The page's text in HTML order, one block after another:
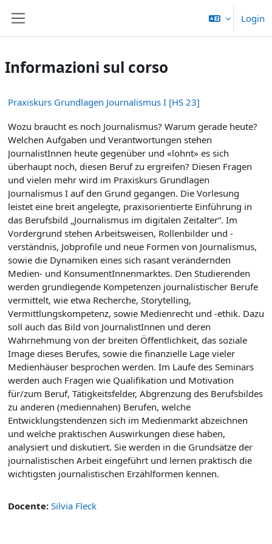
Login
Informazioni sul corso
Praxiskurs Grundlagen Journalismus I [HS 23]
Wozu braucht es noch Journalismus? Warum gerade heute?
Welchen Aufgaben und Verantwortungen stehen
JournalistInnen heute gegenüber und «lohnt» es sich
überhaupt noch, diesen Beruf zu ergreifen? Diesen Fragen
und vielen mehr wird im Praxiskurs Grundlagen
Journalismus I auf den Grund gegangen. Die Vorlesung
leistet eine breit angelegte, praxisorientierte Einführung in
das Berufsbild „Journalismus im digitalen Zeitalter“. Im
Vordergrund stehen Arbeitsweisen, Rollenbilder und -
verständnis, Jobprofile und neue Formen von Journalismus,
sowie die Dynamiken eines sich rasant verändernden
Medien- und KonsumentInnenmarktes. Den Studierenden
werden grundlegende Kompetenzen journalistischer Berufe
vermittelt, wie etwa Recherche, Storytelling,
Vermittlungskompetenz, sowie Medienrecht und -ethik. Dazu
soll auch das Bild von JournalistInnen und deren
Wahrnehmung von der breiten Öffentlichkeit, das soziale
Image dieses Berufes, sowie die finanzielle Lage vieler
Medienhäuser besprochen werden. Im Laufe des Seminars
werden auch Fragen wie Qualifikation und Motivation
für/zum Beruf, Tätigkeitsfelder, Abgrenzung des Berufsbildes
zu anderen (mediennahen) Berufen, welche
Entwicklungstendenzen sich im Medienmarkt abzeichnen
und welche praktischen Auswirkungen diese haben,
analysiert und diskutiert. Sie werden in die Grundsätze der
journalistischen Arbeit eingeführt und lernen praktisch die
wichtigsten journalistischen Erzählformen kennen.
Docente: Silvia Fleck